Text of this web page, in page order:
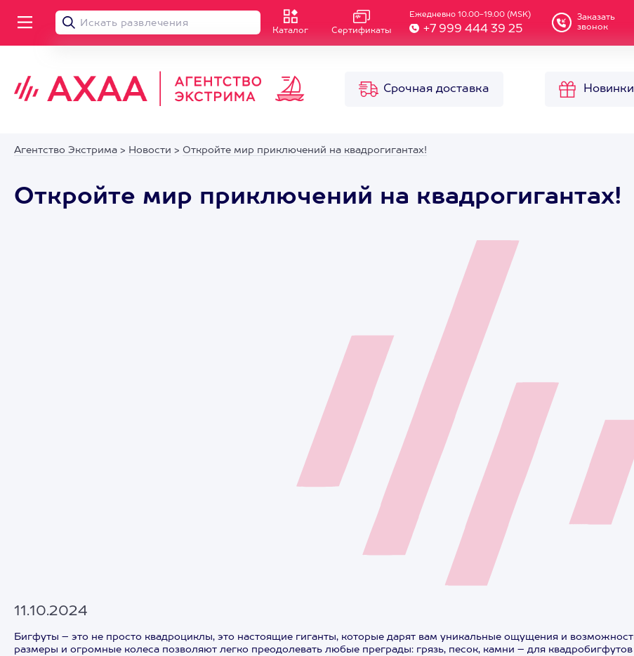
Каталог Сертификаты
Ежедневно 10.00-19.00 (MSK)
+7 999 444 39 25
Заказать
звонок
Срочная доставка
Агентство Экстрима > Новости > Откройте мир приключений на квадрогигантах!
Откройте мир приключений на квадрогигантах!
11.10.2024
Бигфуты – это не просто квадроциклы, это настоящие гиганты, которые дарят вам уникальные ощущения и
размеры и огромные колеса позволяют легко преодолевать любые преграды: грязь, песок, камни – для